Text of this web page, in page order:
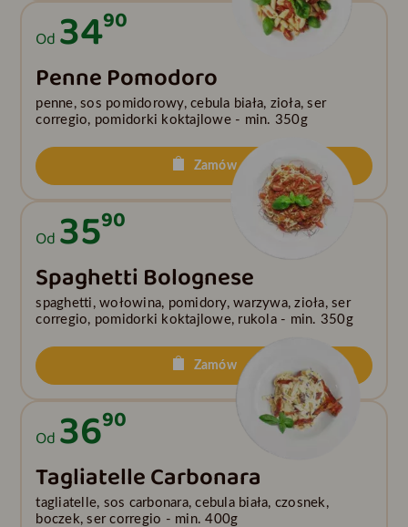
Od 3490
Penne Pomodoro
penne, sos pomidorowy, cebula biała, zioła, ser
corregio, pomidorki koktajlowe - min. 350g
Zamów
Od 3590
Spaghetti Bolognese
spaghetti, wołowina, pomidory, warzywa, zioła, ser
corregio, pomidorki koktajlowe, rukola - min. 350g
Zamów
Od 3690
Tagliatelle Carbonara
tagliatelle, sos carbonara, cebula biała, czosnek,
boczek, ser corregio - min. 400g